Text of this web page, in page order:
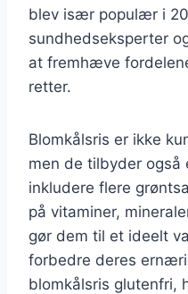
blev især populær i
sundhedseksperter
at fremhæve
retter.
Blomkålsris er ikke
men de tilbyder
inkludere flere
på vitaminer,
gør dem til et ideelt
forbedre deres
blomkålsris glutenfri,